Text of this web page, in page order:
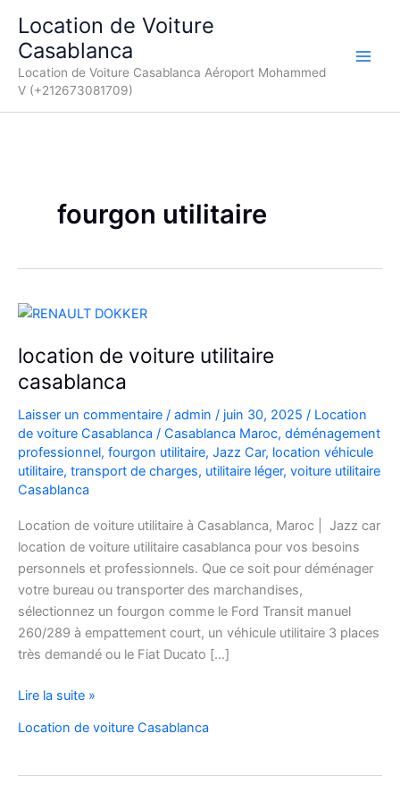
contenu
Location de Voiture
Casablanca
Location de Voiture Casablanca Aéroport Mohammed
V (+212673081709)
fourgon utilitaire
location de voiture utilitaire
casablanca
Laisser un commentaire / admin / juin 30, 2025 / Location
de voiture Casablanca / Casablanca Maroc, déménagement
professionnel, fourgon utilitaire, Jazz Car, location véhicule
utilitaire, transport de charges, utilitaire léger, voiture utilitaire
Casablanca
Location de voiture utilitaire à Casablanca, Maroc | Jazz car
location de voiture utilitaire casablanca pour vos besoins
personnels et professionnels. Que ce soit pour déménager
votre bureau ou transporter des marchandises,
sélectionnez un fourgon comme le Ford Transit manuel
260/289 à empattement court, un véhicule utilitaire 3 places
très demandé ou le Fiat Ducato […]
location
voiture
casablanca
Lire la suite »
Location de voiture Casablanca